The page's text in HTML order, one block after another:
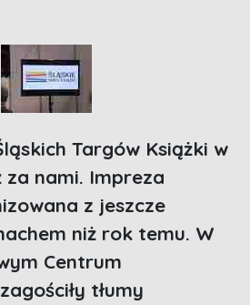
Targów Książki w
za nami. Impreza
z jeszcze
niż rok temu. W
Centrum
tłumy